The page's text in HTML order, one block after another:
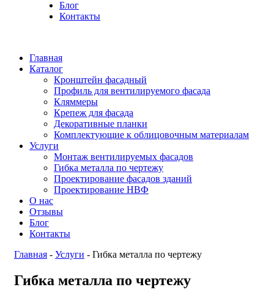
Блог
Контакты
Главная
Каталог
Кронштейн фасадный
Профиль для вентилируемого фасада
Кляммеры
Крепеж для фасада
Декоративные планки
Комплектующие к облицовочным материалам
Услуги
Монтаж вентилируемых фасадов
Гибка металла по чертежу
Проектирование фасадов зданий
Проектирование НВФ
О нас
Отзывы
Блог
Контакты
Главная - Услуги - Гибка металла по чертежу
Гибка металла по чертежу